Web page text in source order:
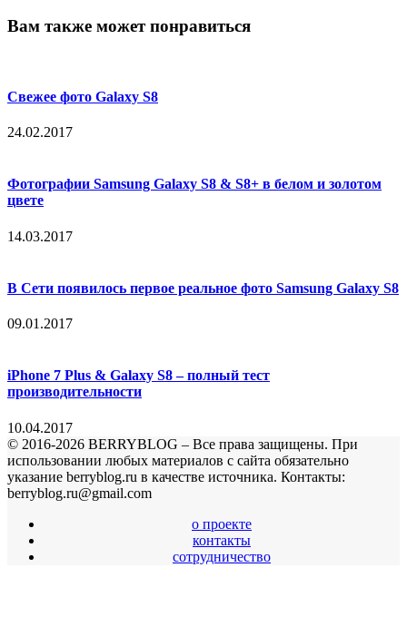
Вам также может понравиться
Свежее фото Galaxy S8
24.02.2017
Фотографии Samsung Galaxy S8 & S8+ в белом и золотом
цвете
14.03.2017
В Сети появилось первое реальное фото Samsung Galaxy S8
09.01.2017
iPhone 7 Plus & Galaxy S8 – полный тест
производительности
10.04.2017
© 2016-2026 BERRYBLOG – Все права защищены. При
использовании любых материалов с сайта обязательно
указание berryblog.ru в качестве источника. Контакты:
berryblog.ru@gmail.com
о проекте
контакты
сотрудничество